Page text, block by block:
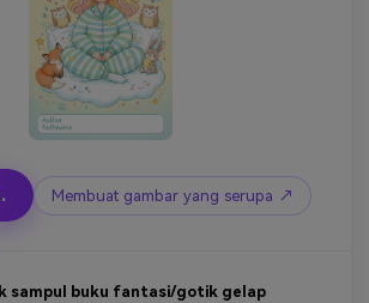
lembut detail menawan resolusi
Membuat gambar yang serupa ↗
sampul buku fantasi/gotik gelap